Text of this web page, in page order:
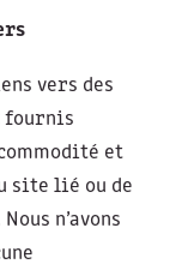
vers des
fournis
et
site lié ou de
n’avons